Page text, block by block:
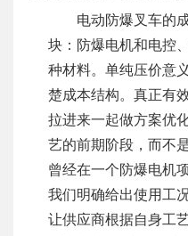
电动防爆叉车的
块：防爆电机和电控
种材料。单纯压价意
楚成本结构。真正有
拉进来一起做方案优
艺的前期阶段，而不
曾经在一个防爆电机
我们明确给出使用工
让供应商根据自身工